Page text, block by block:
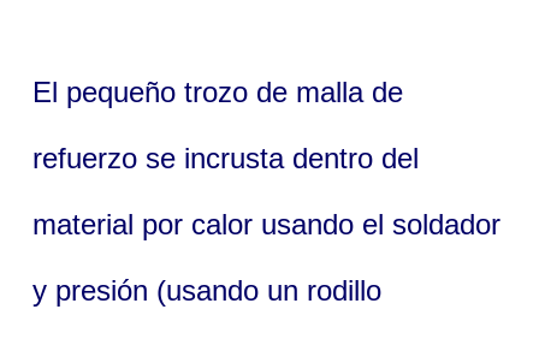
El pequeño trozo de malla de
refuerzo se incrusta dentro del
material por calor usando el soldador
y presión (usando un rodillo